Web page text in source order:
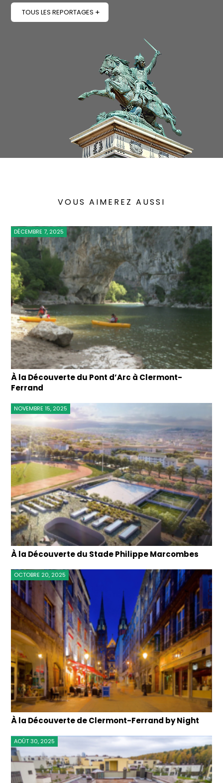
TOUS LES REPORTAGES
VOUS AIMEREZ AUSSI
À la Découverte du Pont d’Arc à Clermont-
Ferrand
DÉCEMBRE 7, 2025
À la Découverte du Stade Philippe Marcombes
NOVEMBRE 15, 2025
À la Découverte de Clermont-Ferrand by Night
OCTOBRE 20, 2025
AOÛT 30, 2025